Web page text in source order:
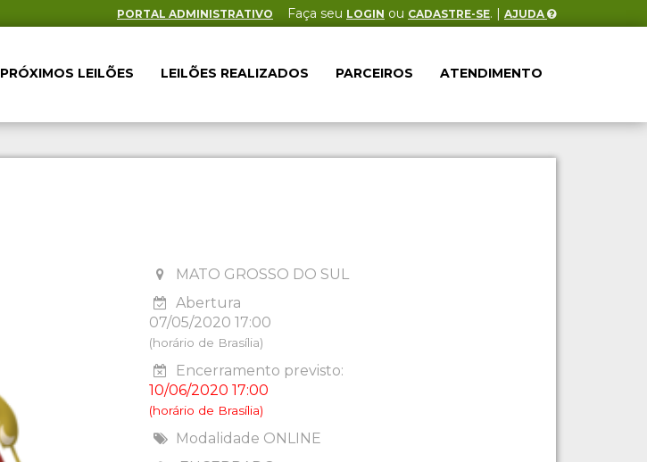
PORTAL ADMINISTRATIVO Faça seu LOGIN ou CADASTRE-SE. | AJUDA
PRÓXIMOS LEILÕES LEILÕES REALIZADOS PARCEIROS ATENDIMENTO
MATO GROSSO DO SUL
Abertura
07/05/2020 17:00
(horário de Brasília)
Encerramento previsto:
10/06/2020 17:00
(horário de Brasília)
Modalidade ONLINE